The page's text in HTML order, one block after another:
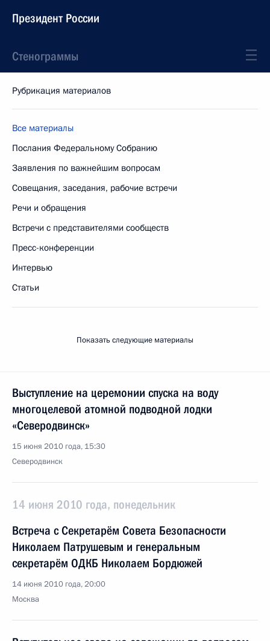
Президент России
Стенограммы
Рубрикация материалов
Все материалы
Послания Федеральному Собранию
Заявления по важнейшим вопросам
Совещания, заседания, рабочие встречи
Речи и обращения
Встречи с представителями сообществ
Пресс-конференции
Интервью
Статьи
Показать следующие материалы
Выступление на церемонии спуска на воду
многоцелевой атомной подводной лодки
«Северодвинск»
15 июня 2010 года, 15:30
Северодвинск
14 июня 2010 года, понедельник
Встреча с Секретарём Совета Безопасности
Николаем Патрушевым и генеральным
секретарём ОДКБ Николаем Бордюжей
14 июня 2010 года, 20:00
Москва